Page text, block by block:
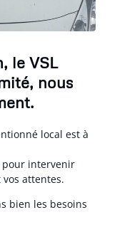
le VSL
nous
local est à
pour intervenir
attentes.
bien les besoins